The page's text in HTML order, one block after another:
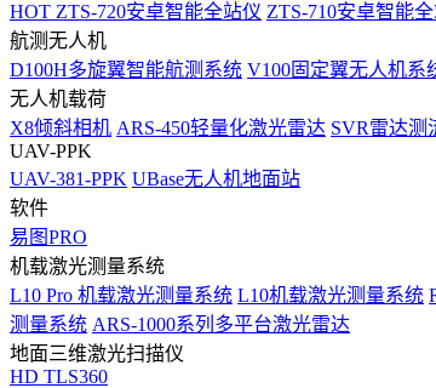
HOT ZTS-720安卓智能全站仪 ZTS-710安卓智能
航测无人机
D100H多旋翼智能航测系统 V100固定翼无人机系
无人机载荷
X8倾斜相机 ARS-450轻量化激光雷达 SVR雷达测
UAV-PPK
UAV-381-PPK UBase无人机地面站
软件
易图PRO
机载激光测量系统
L10 Pro 机载激光测量系统 L10机载激光测量系统
测量系统 ARS-1000系列多平台激光雷达
地面三维激光扫描仪
HD TLS360